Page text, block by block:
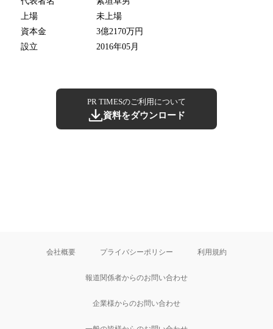
上場
未上場
資本金
3億2170万円
設立
2016年05月
PR TIMESのご利用について
資料をダウンロード
会社概要 プライバシーポリシー 利用規約
報道関係者からのお問い合わせ
企業様からのお問い合わせ